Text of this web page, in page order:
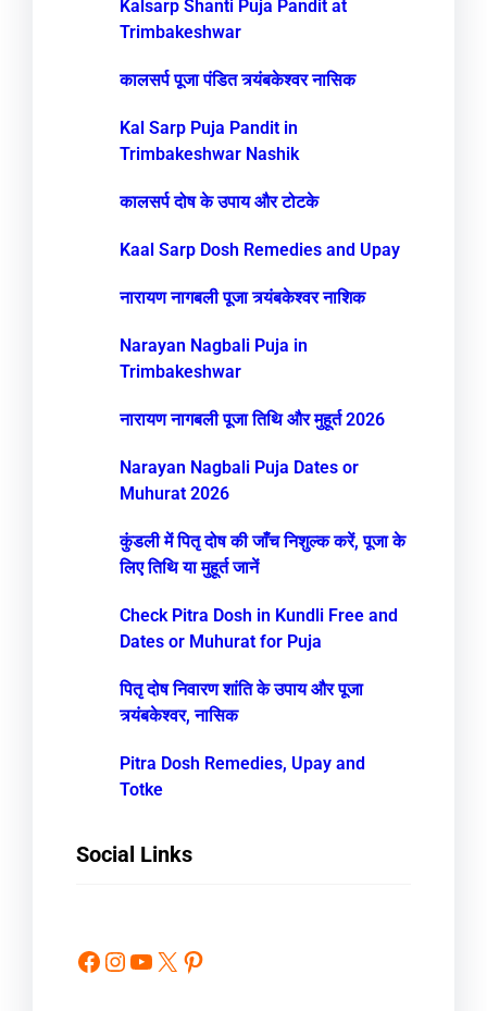
Kalsarp Shanti Puja Pandit at
Trimbakeshwar
कालसर्प पूजा पंडित त्र्यंबकेश्वर नासिक
Kal Sarp Puja Pandit in
Trimbakeshwar Nashik
कालसर्प दोष के उपाय और टोटके
Kaal Sarp Dosh Remedies and Upay
नारायण नागबली पूजा त्र्यंबकेश्वर नाशिक
Narayan Nagbali Puja in
Trimbakeshwar
नारायण नागबली पूजा तिथि और मुहूर्त 2026
Narayan Nagbali Puja Dates or
Muhurat 2026
कुंडली में पितृ दोष की जाँच निशुल्क करें, पूजा के
लिए तिथि या मुहूर्त जानें
Check Pitra Dosh in Kundli Free and
Dates or Muhurat for Puja
पितृ दोष निवारण शांति के उपाय और पूजा
त्र्यंबकेश्वर, नासिक
Pitra Dosh Remedies, Upay and
Totke
Social Links
Facebook Instagram YouTube X Pinterest